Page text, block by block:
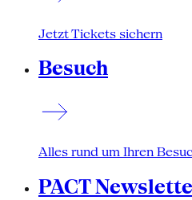
Jetzt Tickets sichern
Besuch
Alles rund um Ihren
PACT